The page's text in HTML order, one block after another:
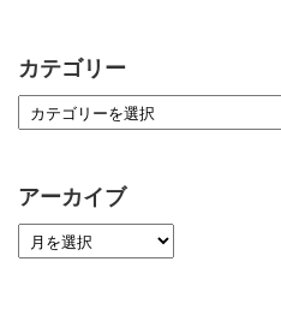
カテゴリー
アーカイブ